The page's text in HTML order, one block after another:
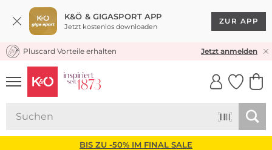
K&Ö & GIGASPORT APP
Jetzt kostenlos downloaden
ZUR APP
KOSTENLOSER VERSAND* & RÜCKVERSAND
Pluscard Vorteile erhalten Jetzt anmelden
UNSERE APP
CLICK &
BIS ZU -50% IM FINAL SALE